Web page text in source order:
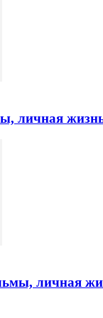
личная
личная